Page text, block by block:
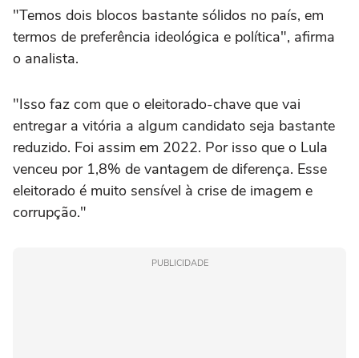
"Temos dois blocos bastante sólidos no país, em
termos de preferência ideológica e política", afirma
o analista.
"Isso faz com que o eleitorado-chave que vai
entregar a vitória a algum candidato seja bastante
reduzido. Foi assim em 2022. Por isso que o Lula
venceu por 1,8% de vantagem de diferença. Esse
eleitorado é muito sensível à crise de imagem e
corrupção."
PUBLICIDADE